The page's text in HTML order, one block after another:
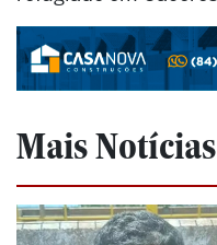
Mais Notícias